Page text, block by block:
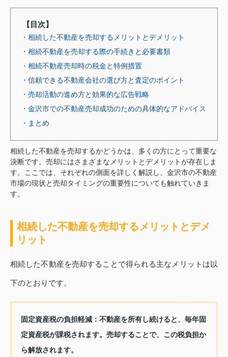
【目次】
・相続した不動産を売却するメリットとデメリット
・相続不動産を売却する際の手続きと必要書類
・相続不動産売却時の税金と特例措置
・信頼できる不動産会社の選び方と査定のポイント
・売却活動の進め方と効果的な広告戦略
・金沢市での不動産売却成功のための具体的なアドバイス
・まとめ
相続した不動産を売却するかどうかは、多くの方にとって重要な
決断です。売却にはさまざまなメリットとデメリットが存在しま
す。ここでは、それぞれの側面を詳しく解説し、金沢市の不動産
市場の現状と売却タイミングの重要性についても触れていきま
す。
相続した不動産を売却するメリットとデメ
リット
相続した不動産を売却することで得られる主なメリットは以
下のとおりです。
固定資産税の負担軽減： 不動産を所有し続けると、毎年固
定資産税が課税されます。売却することで、この税負担か
ら解放されます。